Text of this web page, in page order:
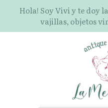
Hola! Soy Vivi y te doy
vajillas, objetos